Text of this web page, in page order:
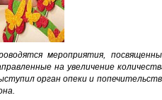
мероприятия,
на увеличение
орган опеки и